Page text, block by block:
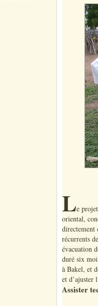
Le
oriental,
directement
récurrents
évacuation
duré six
à Bakel, et
et d’ajuster
Assister